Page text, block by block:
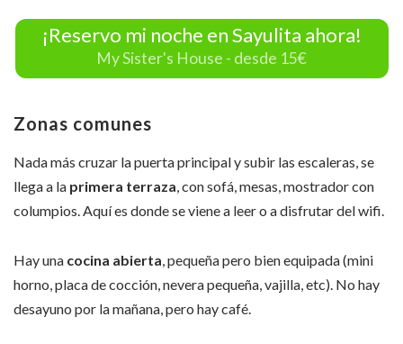
¡Reservo mi noche en Sayulita ahora!
My Sister's House - desde 15€
Zonas comunes
Nada más cruzar la puerta principal y subir las escaleras, se
llega a la primera terraza, con sofá, mesas, mostrador con
columpios. Aquí es donde se viene a leer o a disfrutar del wifi.
Hay una cocina abierta , pequeña pero bien equipada (mini
horno, placa de cocción, nevera pequeña, vajilla, etc). No hay
desayuno por la mañana, pero hay café.